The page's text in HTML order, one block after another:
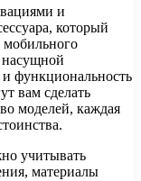
и
который
мобильного
насущной
и функциональность
вам сделать
моделей, каждая
учитывать
материалы